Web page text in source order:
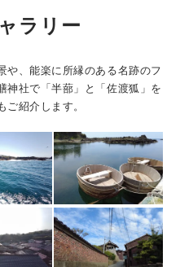
ラリー
や、能楽に所縁のある名跡のフ
神社で「半蔀」と「佐渡狐」を
紹介します。